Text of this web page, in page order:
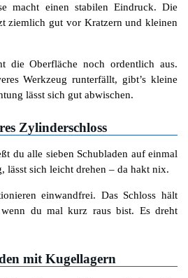
macht einen stabilen Eindruck. Die
ziemlich gut vor Kratzern und kleinen
die Oberfläche noch ordentlich aus.
Werkzeug runterfällt, gibt’s kleine
lässt sich gut abwischen.
Zylinderschloss
du alle sieben Schubladen auf einmal
lässt sich leicht drehen – da hakt nix.
einwandfrei. Das Schloss hält
wenn du mal kurz raus bist. Es dreht
mit Kugellagern